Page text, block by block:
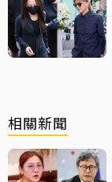
相關新聞